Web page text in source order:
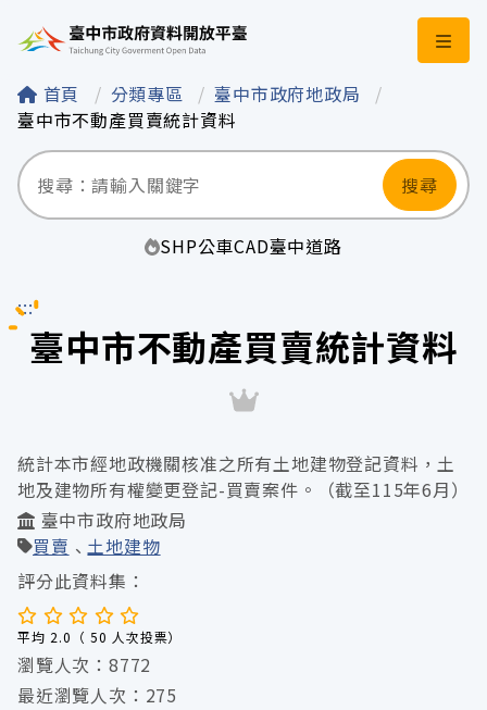
臺中市政府資料開
首頁 分類專區
臺中市政府地政局
臺中市不動產買賣統計資料
搜尋
SHP公車CAD臺中道路
:::
臺中市不動產買賣統計資料
統計本市經地政機關核准之所有土地建物登記資料，土
地及建物所有權變更登記-買賣案件。（截至115年6月）
臺中市政府地政局
買賣
土地建物
評分此資料集：
平均 2.0（ 50 人次投票）
瀏覽人次：8772
最近瀏覽人次：275